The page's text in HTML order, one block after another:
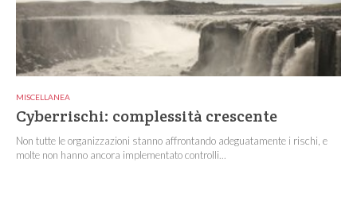
MISCELLANEA
Cyberrischi: complessità crescente
Non tutte le organizzazioni stanno affrontando adeguatamente i rischi, e
molte non hanno ancora implementato controlli...